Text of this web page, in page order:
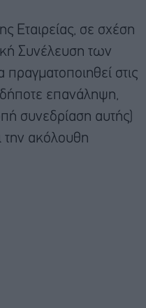
Εταιρείας, σε σχέση
Συνέλευση των
στις
επανάληψη,
συνεδρίαση αυτής)
την ακόλουθη